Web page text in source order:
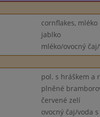
cornflakes, mléko
jablko
mléko/ovocný
pol. s hráškem a
plněné
červené zelí
ovocný čaj/voda